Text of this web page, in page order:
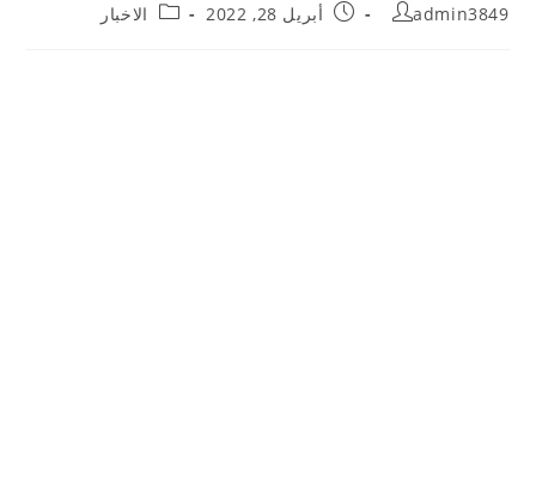
admin3849 أبريل 28, 2022 الاخبار